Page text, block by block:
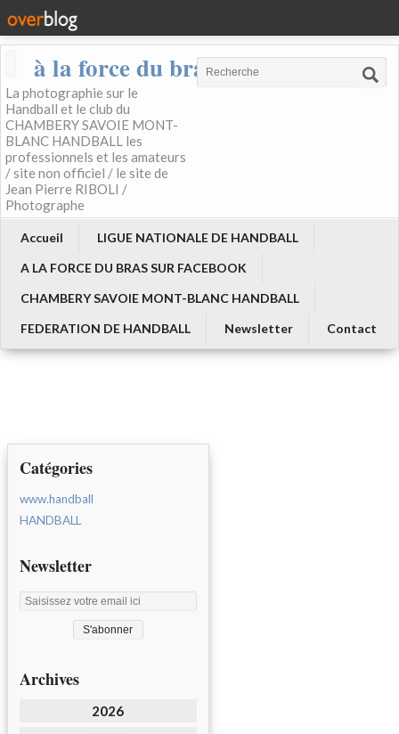
à la force du bras
La photographie sur le
Handball et le club du
CHAMBERY SAVOIE MONT-
BLANC HANDBALL les
professionnels et les amateurs
/ site non officiel / le site de
Jean Pierre RIBOLI /
Photographe
Accueil
LIGUE NATIONALE DE HANDBALL
A LA FORCE DU BRAS SUR FACEBOOK
CHAMBERY SAVOIE MONT-BLANC HANDBALL
FEDERATION DE HANDBALL
Newsletter Contact
Catégories
www.handball
HANDBALL
Newsletter
Archives
2026